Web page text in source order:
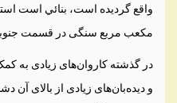
واقع گردیده است، بنائي است
مکعب مربع سنگی در قسمت
در گذشته کاروان‌های زیادی به کمک
و دیده‌بان‌های زیادی از بالای آن